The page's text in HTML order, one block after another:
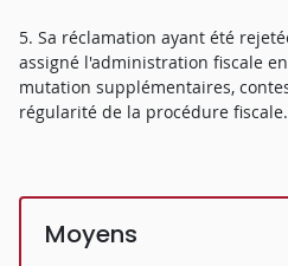
5. Sa réclamation ayant été
assigné l'administration fiscale
mutation supplémentaires,
régularité de la procédure fiscale.
Moyens